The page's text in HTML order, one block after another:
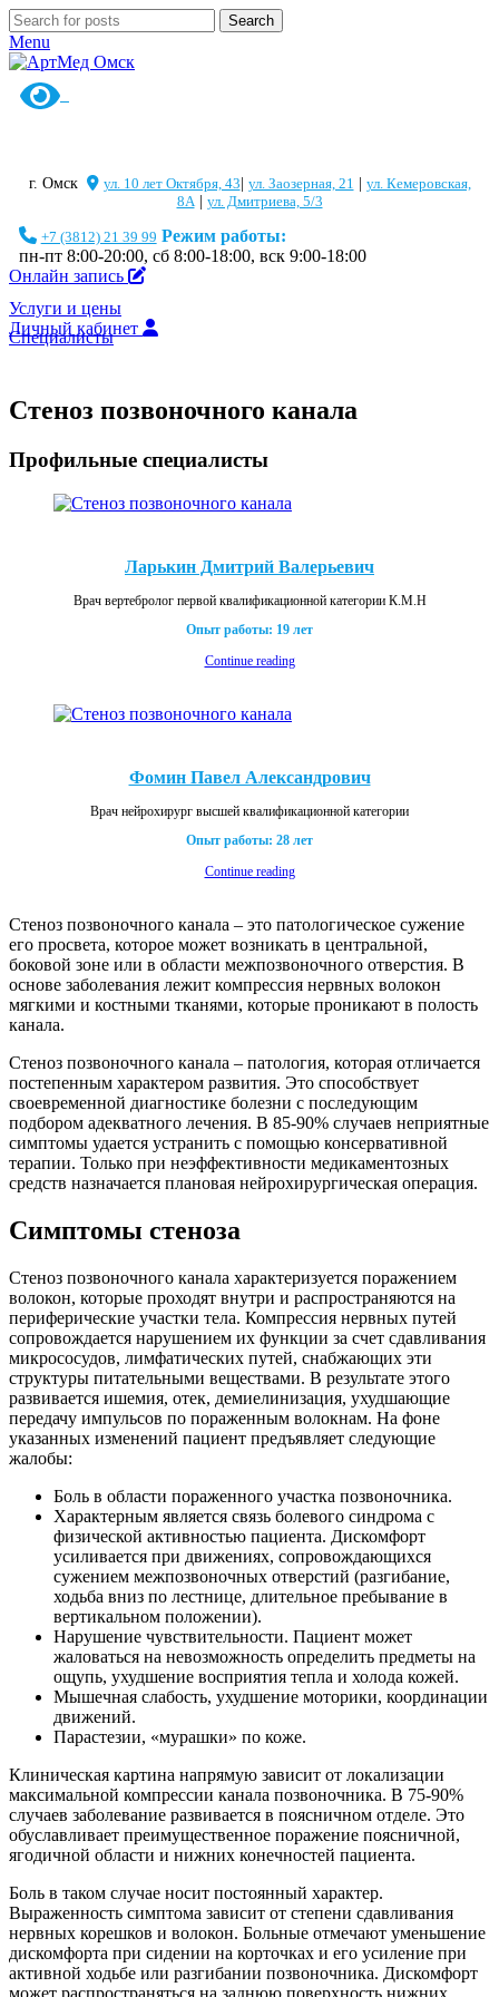
Search
Menu
г. Омск ул. 10 лет Октября, 43 ул. Заозерная, 21
ул. Кемеровская,
8А| ул. Дмитриева, 5/3
+7 (3812) 21 39 99 Режим работы:
пн-пт 8:00-20:00, сб 8:00-18:00, вск 9:00-18:00
Онлайн запись
Услуги и цены
Личный кабинет
Специалисты
Стеноз позвоночного канала
Профильные специалисты
Ларькин Дмитрий Валерьевич
Врач вертебролог первой квалификационной категории К.М.Н
Опыт работы: 19 лет
Continue reading
Фомин Павел Александрович
Врач нейрохирург высшей квалификационной категории
Опыт работы: 28 лет
Continue reading
Стеноз позвоночного канала – это патологическое сужение
его просвета, которое может возникать в центральной,
боковой зоне или в области межпозвоночного отверстия. В
основе заболевания лежит компрессия нервных волокон
мягкими и костными тканями, которые проникают в полость
канала.
Стеноз позвоночного канала – патология, которая отличается
постепенным характером развития. Это способствует
своевременной диагностике болезни с последующим
подбором адекватного лечения. В 85-90% случаев неприятные
симптомы удается устранить с помощью консервативной
терапии. Только при неэффективности медикаментозных
средств назначается плановая нейрохирургическая операция.
Симптомы стеноза
Стеноз позвоночного канала характеризуется поражением
волокон, которые проходят внутри и распространяются на
периферические участки тела. Компрессия нервных путей
сопровождается нарушением их функции за счет сдавливания
микрососудов, лимфатических путей, снабжающих эти
структуры питательными веществами. В результате этого
развивается ишемия, отек, демиелинизация, ухудшающие
передачу импульсов по пораженным волокнам. На фоне
указанных изменений пациент предъявляет следующие
жалобы:
Боль в области пораженного участка позвоночника.
Характерным является связь болевого синдрома с
физической активностью пациента. Дискомфорт
усиливается при движениях, сопровождающихся
сужением межпозвоночных отверстий (разгибание,
ходьба вниз по лестнице, длительное пребывание в
вертикальном положении).
Нарушение чувствительности. Пациент может
жаловаться на невозможность определить предметы на
ощупь, ухудшение восприятия тепла и холода кожей.
Мышечная слабость, ухудшение моторики, координации
движений.
Парастезии, «мурашки» по коже.
Клиническая картина напрямую зависит от локализации
максимальной компрессии канала позвоночника. В 75-90%
случаев заболевание развивается в поясничном отделе. Это
обуславливает преимущественное поражение поясничной,
ягодичной области и нижних конечностей пациента.
Боль в таком случае носит постоянный характер.
Выраженность симптома зависит от степени сдавливания
нервных корешков и волокон. Больные отмечают уменьшение
дискомфорта при сидении на корточках и его усиление при
активной ходьбе или разгибании позвоночника. Дискомфорт
может распространяться на заднюю поверхность нижних